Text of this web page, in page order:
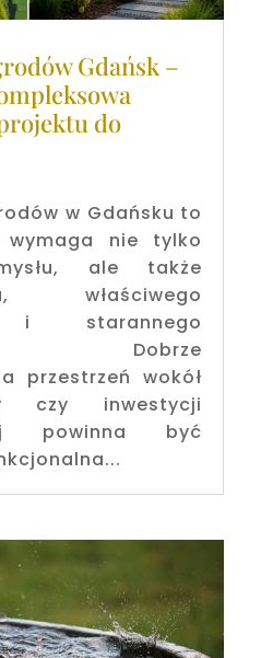
Gdańsk –
do
w Gdańsku to
nie tylko
ale także
właściwego
i starannego
Dobrze
przestrzeń wokół
czy inwestycji
powinna być